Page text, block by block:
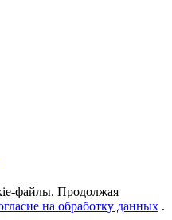
файлы. Продолжая
на обработку данных .